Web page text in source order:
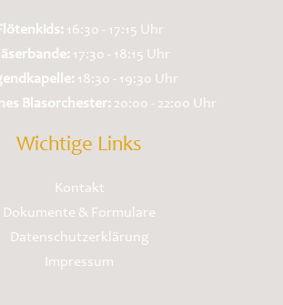
16:30 - 17:15 Uhr
17:30 - 18:15 Uhr
18:30 - 19:30 Uhr
Blasorchester: 20:00 - 22:00 Uhr
Wichtige Links
Kontakt
Dokumente & Formulare
Datenschutzerklärung
Impressum